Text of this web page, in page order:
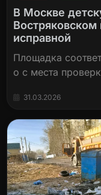
В Москве
Востряковском
исправной
Площадка
о с места
31.03.2026